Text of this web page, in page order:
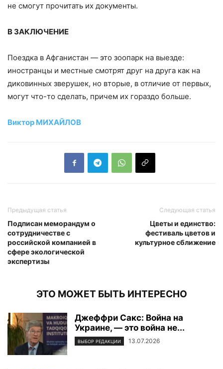
не смогут прочитать их документы.
В ЗАКЛЮЧЕНИЕ
Поездка в Афганистан — это зоопарк на выезде:
иностранцы и местные смотрят друг на друга как на
диковинных зверушек, но вторые, в отличие от первых,
могут что-то сделать, причем их гораздо больше.
Виктор МИХАЙЛОВ
Предыдущая статья
Подписан меморандум о
сотрудничестве с
российской компанией в
сфере экологической
экспертизы
Следующая статья
Цветы и единство:
фестиваль цветов и
культурное сближение
ЭТО МОЖЕТ БЫТЬ ИНТЕРЕСНО
Джеффри Сакс: Война на
Украине, — это война не...
ВЫБОР РЕДАКЦИИ 13.07.2026